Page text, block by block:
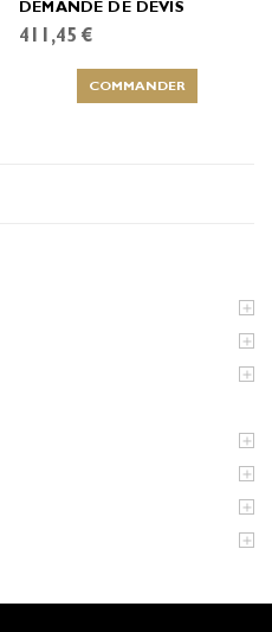
DEMANDE DE DEVIS
411,45 €
COMMANDER






